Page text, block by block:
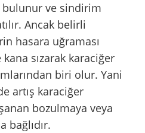
bulunur ve sindirim
Ancak belirli
hasara uğraması
sızarak karaciğer
biri olur. Yani
artış karaciğer
bozulmaya veya
bağlıdır.